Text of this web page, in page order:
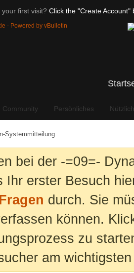
your first visit? Click the "Create Account"
Community Persönliches
Systemmitteilung
bei der -=09=-
Ihr erster Besuch
durch. Sie
können.
zu
am